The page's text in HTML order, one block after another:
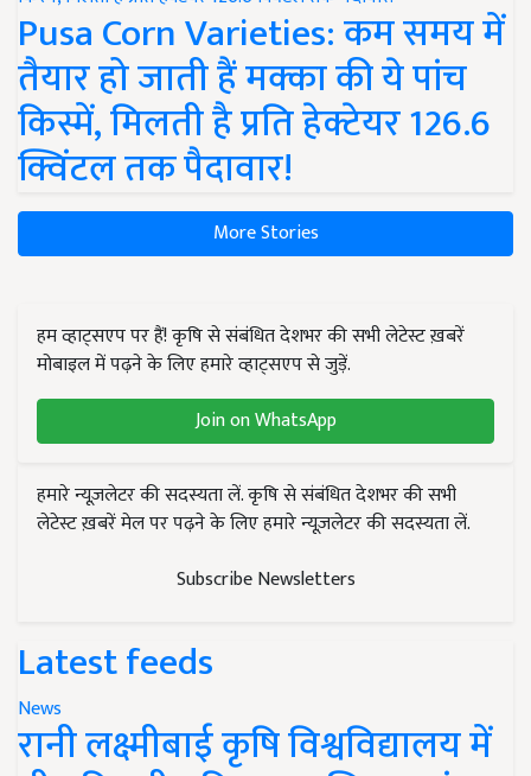
Pusa Corn Varieties: कम समय में
तैयार हो जाती हैं मक्का की ये पांच
किस्में, मिलती है प्रति हेक्टेयर 126.6
क्विंटल तक पैदावार!
More Stories
हम व्हाट्सएप पर हैं! कृषि से संबंधित देशभर की सभी लेटेस्ट ख़बरें
मोबाइल में पढ़ने के लिए हमारे व्हाट्सएप से जुड़ें.
Join on WhatsApp
हमारे न्यूज़लेटर की सदस्यता लें. कृषि से संबंधित देशभर की सभी
लेटेस्ट ख़बरें मेल पर पढ़ने के लिए हमारे न्यूज़लेटर की सदस्यता लें.
Subscribe Newsletters
Latest feeds
News
रानी लक्ष्मीबाई कृषि विश्वविद्यालय में